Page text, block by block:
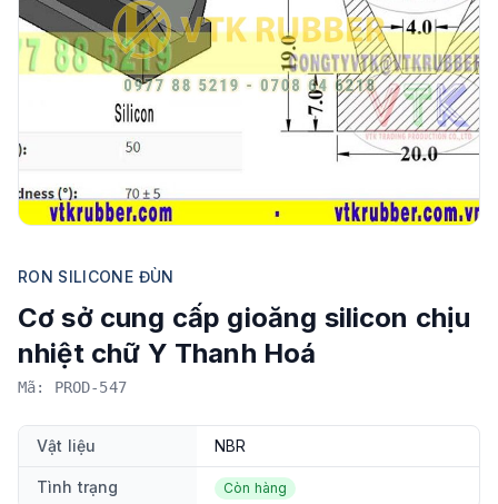
RON SILICONE ĐÙN
Cơ sở cung cấp gioăng silicon chịu
nhiệt chữ Y Thanh Hoá
Mã: PROD-547
Vật liệu NBR
Tình trạng Còn hàng